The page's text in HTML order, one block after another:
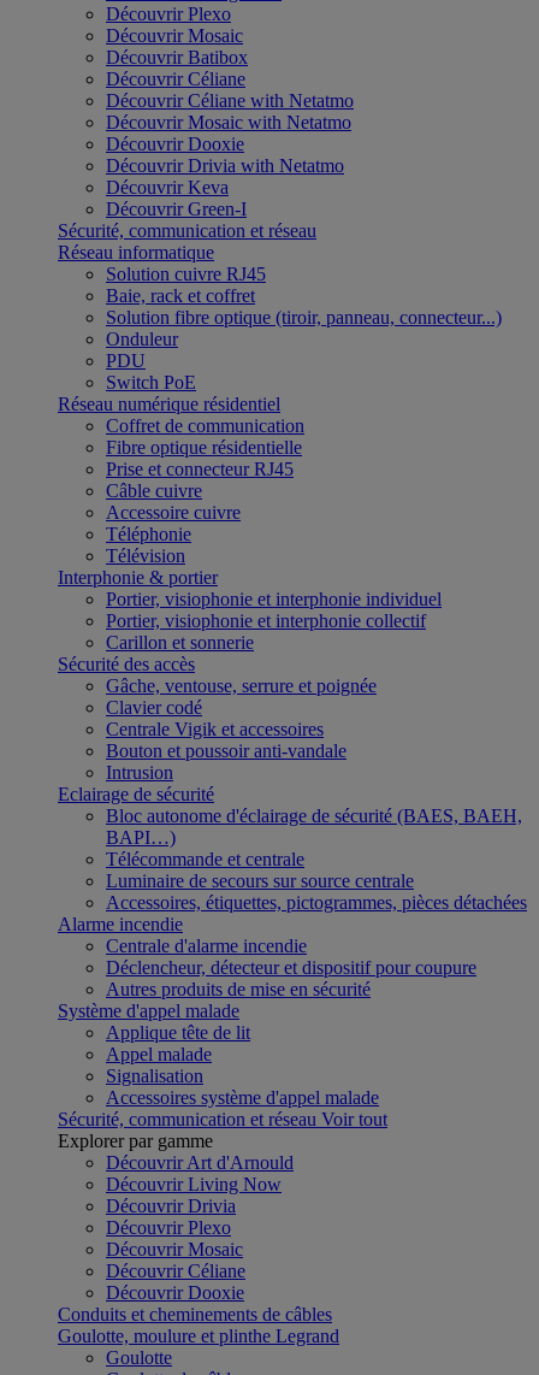
Découvrir Plexo
Découvrir Mosaic
Découvrir Batibox
Découvrir Céliane
Découvrir Céliane with Netatmo
Découvrir Mosaic with Netatmo
Découvrir Dooxie
Découvrir Drivia with Netatmo
Découvrir Keva
Découvrir Green-I
Sécurité, communication et réseau
Réseau informatique
Solution cuivre RJ45
Baie, rack et coffret
Solution fibre optique (tiroir, panneau, connecteur...)
Onduleur
PDU
Switch PoE
Réseau numérique résidentiel
Coffret de communication
Fibre optique résidentielle
Prise et connecteur RJ45
Câble cuivre
Accessoire cuivre
Téléphonie
Télévision
Interphonie & portier
Portier, visiophonie et interphonie individuel
Portier, visiophonie et interphonie collectif
Carillon et sonnerie
Sécurité des accès
Gâche, ventouse, serrure et poignée
Clavier codé
Centrale Vigik et accessoires
Bouton et poussoir anti-vandale
Intrusion
Eclairage de sécurité
Bloc autonome d'éclairage de sécurité (BAES, BAEH,
BAPI…)
Télécommande et centrale
Luminaire de secours sur source centrale
Accessoires, étiquettes, pictogrammes, pièces détachées
Alarme incendie
Centrale d'alarme incendie
Déclencheur, détecteur et dispositif pour coupure
Autres produits de mise en sécurité
Système d'appel malade
Applique tête de lit
Appel malade
Signalisation
Accessoires système d'appel malade
Sécurité, communication et réseau Voir tout
Explorer par gamme
Découvrir Art d'Arnould
Découvrir Living Now
Découvrir Drivia
Découvrir Plexo
Découvrir Mosaic
Découvrir Céliane
Découvrir Dooxie
Conduits et cheminements de câbles
Goulotte, moulure et plinthe Legrand
Goulotte